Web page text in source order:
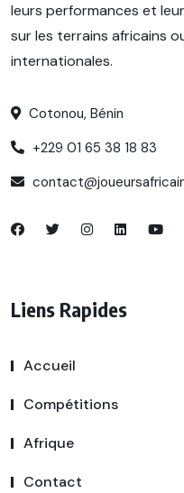
leurs performances et
sur les terrains africains
internationales.
Cotonou, Bénin
+229 01 65 38 18 83
Liens Rapides
Accueil
Compétitions
Afrique
Contact